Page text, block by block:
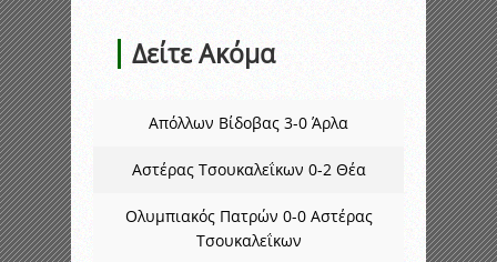
Δείτε Ακόμα
Απόλλων Βίδοβας 3-0 Άρλα
Αστέρας Τσουκαλεΐκων 0-2 Θέα
Ολυμπιακός Πατρών 0-0 Αστέρας
Τσουκαλεΐκων